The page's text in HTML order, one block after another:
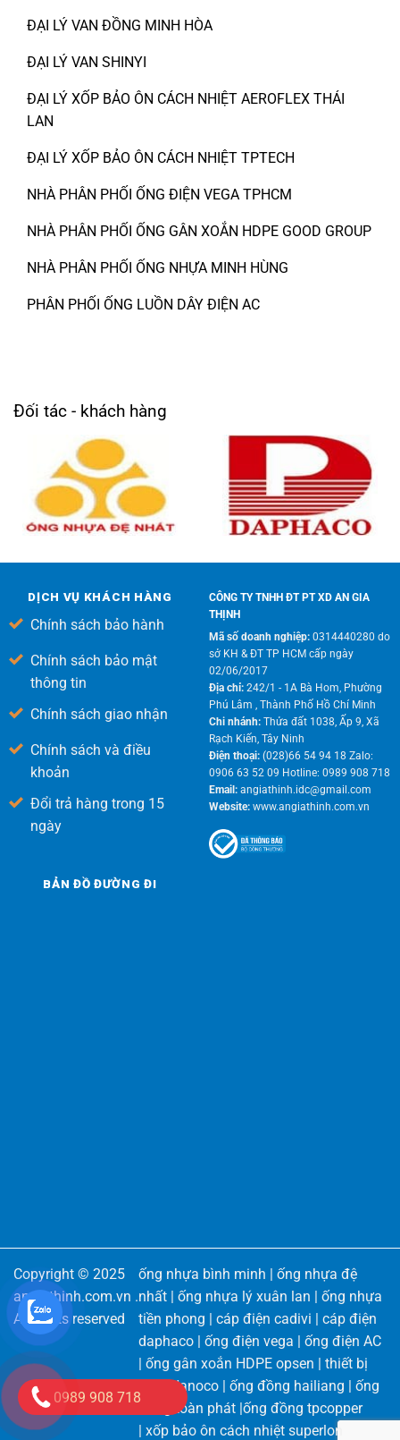
ĐẠI LÝ VAN ĐỒNG MINH HÒA
ĐẠI LÝ VAN SHINYI
ĐẠI LÝ XỐP BẢO ÔN CÁCH NHIỆT AEROFLEX THÁI
LAN
ĐẠI LÝ XỐP BẢO ÔN CÁCH NHIỆT TPTECH
NHÀ PHÂN PHỐI ỐNG ĐIỆN VEGA TPHCM
NHÀ PHÂN PHỐI ỐNG GÂN XOẮN HDPE GOOD GROUP
NHÀ PHÂN PHỐI ỐNG NHỰA MINH HÙNG
PHÂN PHỐI ỐNG LUỒN DÂY ĐIỆN AC
Đối tác - khách hàng
DỊCH VỤ KHÁCH HÀNG
Chính sách bảo hành
Chính sách bảo mật
thông tin
Chính sách giao nhận
Chính sách và điều
khoản
Đổi trả hàng trong 15
ngày
CÔNG TY TNHH ĐT PT XD AN GIA
THỊNH
Mã số doanh nghiệp:0314440280 do
sở KH & ĐT TP HCM cấp ngày
02/06/2017
Địa chỉ:242/1 - 1A Bà Hom, Phường
Phú Lâm , Thành Phố Hồ Chí Minh
Chi nhánh: Thửa đất 1038, Ấp 9, Xã
Rạch Kiến, Tây Ninh
Điện thoại:(028)66 54 94 18 Zalo:
0906 63 52 09 Hotline: 0989 908 718
Email:angiathinh.idc@gmail.com
Website:www.angiathinh.com.vn
BẢN ĐỒ ĐƯỜNG ĐI
Copyright © 2025
angiathinh.com.vn .
All rights reserved
ống nhựa bình minh | ống nhựa đệ
nhất | ống nhựa lý xuân lan | ống nhựa
tiền phong | cáp điện cadivi | cáp điện
daphaco | ống điện vega | ống điện AC
| ống gân xoắn HDPE opsen | thiết bị
điện Nanoco | ống đồng hailiang | ống
đồng toàn phát |ống đồng tpcopper
| xốp bảo ôn cách nhiệt superlon
0989 908 718